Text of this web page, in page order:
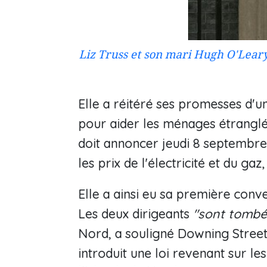
Liz Truss et son mari Hugh
Elle a réitéré ses promesses
pour aider les ménages
doit annoncer jeudi 8
les prix de l'électricité et du
Elle a ainsi eu sa première
Les deux dirigeants "sont
Nord, a souligné Downing
introduit une loi revenant sur